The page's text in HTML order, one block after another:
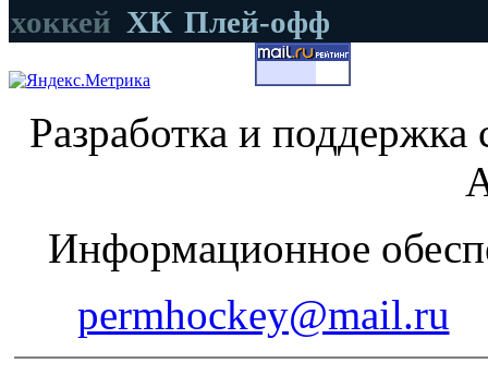
хоккей ХК Плей-офф
Разработка и
Информационное
permhockey@mail.ru